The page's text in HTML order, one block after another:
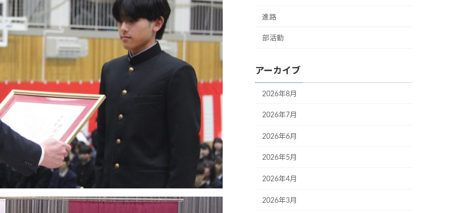
進路
部活動
アーカイブ
2026年8月
2026年7月
2026年6月
2026年5月
2026年4月
2026年3月